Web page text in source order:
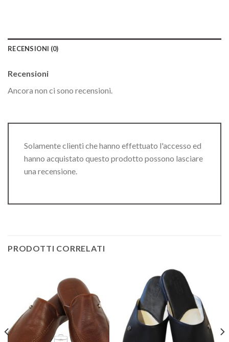
RECENSIONI (0)
Recensioni
Ancora non ci sono recensioni.
Solamente clienti che hanno effettuato l'accesso ed
hanno acquistato questo prodotto possono lasciare
una recensione.
PRODOTTI CORRELATI